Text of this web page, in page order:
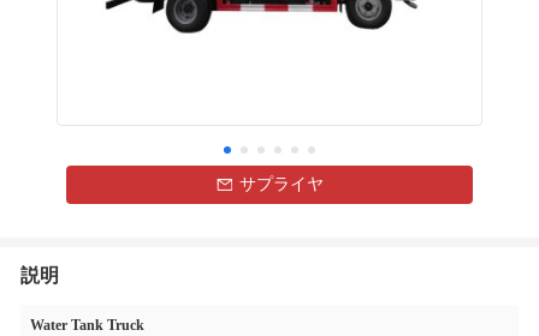
サプライヤ
説明
Water Tank Truck